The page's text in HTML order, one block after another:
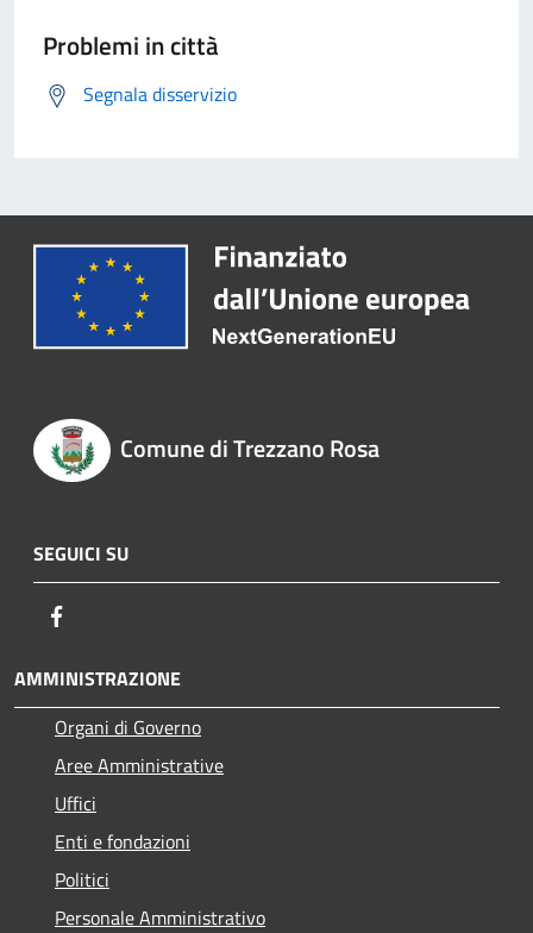
Problemi in città
Segnala disservizio
Comune di Trezzano Rosa
SEGUICI SU
AMMINISTRAZIONE
Organi di Governo
Aree Amministrative
Uffici
Enti e fondazioni
Politici
Personale Amministrativo